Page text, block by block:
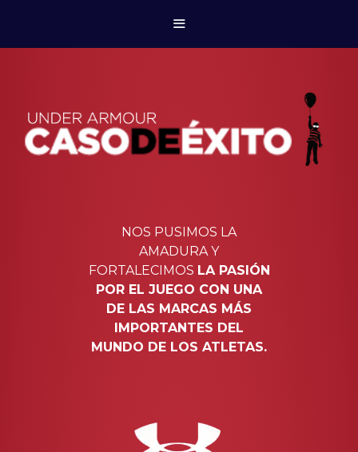
NOS PUSIMOS LA
AMADURA Y
FORTALECIMOS LA PASIÓN
POR EL JUEGO CON UNA
DE LAS MARCAS MÁS
IMPORTANTES DEL
MUNDO DE LOS ATLETAS.